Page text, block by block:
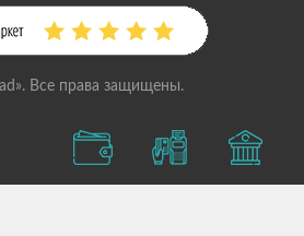
Все права защищены.